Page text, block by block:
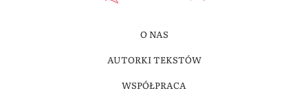
O NAS
AUTORKI TEKSTÓW
WSPÓŁPRACA